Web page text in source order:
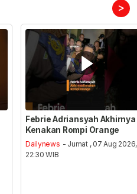
>
Febrie Adriansyah Akhirnya
Kenakan Rompi Orange
Dailynews - Jumat , 07 Aug 2026,
22:30 WIB